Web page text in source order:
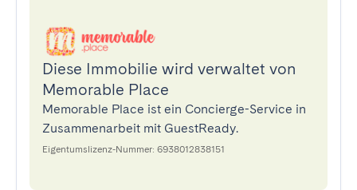
Diese Immobilie wird verwaltet von
Memorable Place
Memorable Place ist ein Concierge-Service in
Zusammenarbeit mit GuestReady.
Eigentumslizenz-Nummer: 6938012838151